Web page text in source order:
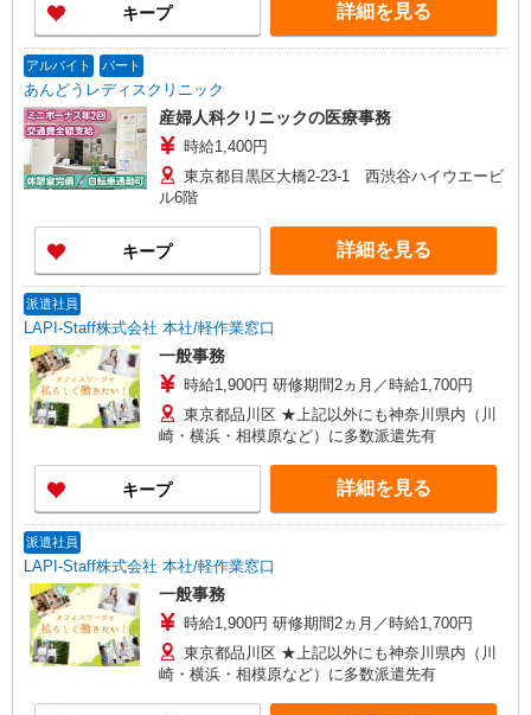
キープ 詳細を見る
アルバイト パート
あんどうレディスクリニック
産婦人科クリニックの医療事務
時給1,400円
東京都目黒区大橋2-23-1 西渋谷ハイウエービ
ル6階
キープ 詳細を見る
派遣社員
LAPI-Staff株式会社 本社/軽作業窓口
一般事務
時給1,900円 研修期間2ヵ月／時給1,700円
東京都品川区 ★上記以外にも神奈川県内（川
崎・横浜・相模原など）に多数派遣先有
キープ 詳細を見る
派遣社員
LAPI-Staff株式会社 本社/軽作業窓口
一般事務
時給1,900円 研修期間2ヵ月／時給1,700円
東京都品川区 ★上記以外にも神奈川県内（川
崎・横浜・相模原など）に多数派遣先有